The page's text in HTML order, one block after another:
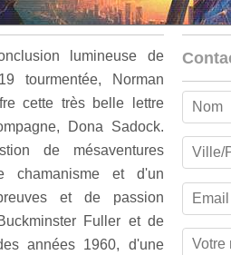
lumineuse de
tourmentée, Norman
cette très belle lettre
Dona Sadock.
de mésaventures
chamanisme et d'un
et de passion
Fuller et de
années 1960, d'une